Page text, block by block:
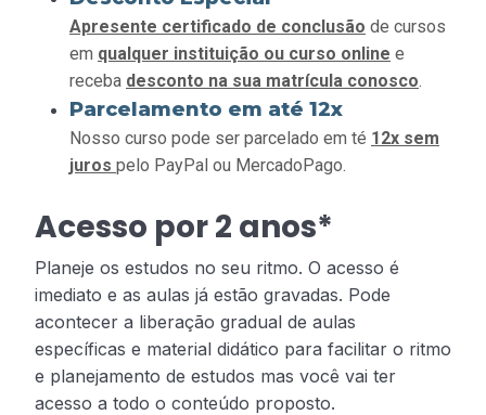
Apresente certificado de conclusão de cursos
em qualquer instituição ou curso online e
receba desconto na sua matrícula conosco
Parcelamento em até 12x
Nosso curso pode ser parcelado em té 12x sem
juros pelo PayPal ou MercadoPago.
Acesso por 2 anos*
Planeje os estudos no seu ritmo. O acesso é
imediato e as aulas já estão gravadas. Pode
acontecer a liberação gradual de aulas
específicas e material didático para facilitar o ritmo
e planejamento de estudos mas você vai ter
acesso a todo o conteúdo proposto.